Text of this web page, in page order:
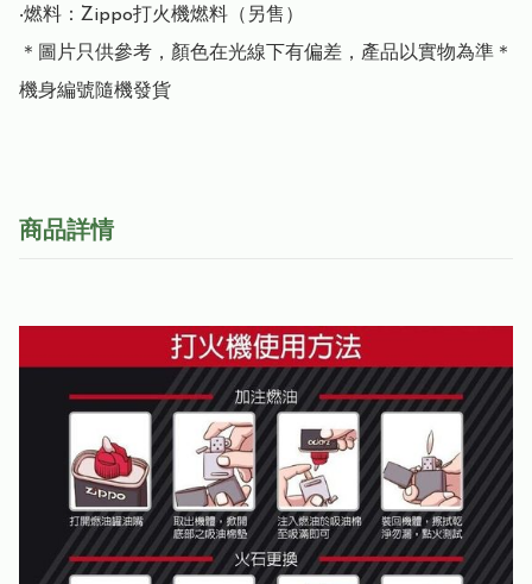
‧燃料：Zippo打火機燃料（另售）
＊圖片只供參考，顏色在光線下有偏差，產品以實物為準＊
機身編號隨機發貨
商品詳情